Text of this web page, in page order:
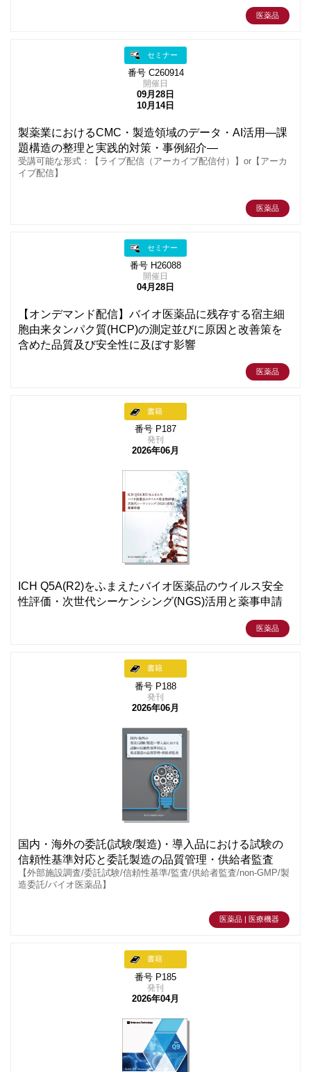
医薬品
セミナー
番号 C260914
開催日
09月28日
10月14日
製薬業におけるCMC・製造領域のデータ・AI活用―課
題構造の整理と実践的対策・事例紹介―
受講可能な形式：【ライブ配信（アーカイブ配信付）】or【アーカ
イブ配信】
医薬品
セミナー
番号 H26088
開催日
04月28日
【オンデマンド配信】バイオ医薬品に残存する宿主細
胞由来タンパク質(HCP)の測定並びに原因と改善策を
含めた品質及び安全性に及ぼす影響
医薬品
書籍
番号 P187
発刊
2026年06月
ICH Q5A(R2)をふまえたバイオ医薬品のウイルス安全
性評価・次世代シーケンシング(NGS)活用と薬事申請
医薬品
書籍
番号 P188
発刊
2026年06月
国内・海外の委託(試験/製造)・導入品における試験の
信頼性基準対応と委託製造の品質管理・供給者監査
【外部施設調査/委託試験/信頼性基準/監査/供給者監査/non-GMP/製
造委託/バイオ医薬品】
医薬品 | 医療機器
書籍
番号 P185
発刊
2026年04月